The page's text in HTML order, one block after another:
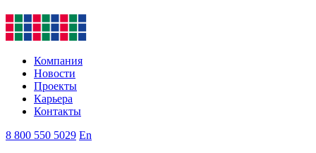
Компания
Новости
Проекты
Карьера
Контакты
8 800 550 5029 En